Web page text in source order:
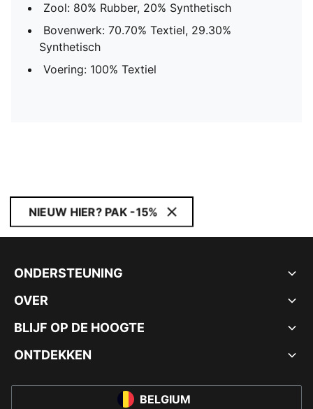
Zool: 80% Rubber, 20% Synthetisch
Bovenwerk: 70.70% Textiel, 29.30%
Synthetisch
Voering: 100% Textiel
NIEUW HIER? PAK -15%
ONDERSTEUNING
OVER
BLIJF OP DE HOOGTE
ONTDEKKEN
BELGIUM